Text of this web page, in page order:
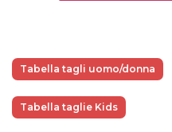
Tabella tagli uomo/donna
Tabella taglie Kids